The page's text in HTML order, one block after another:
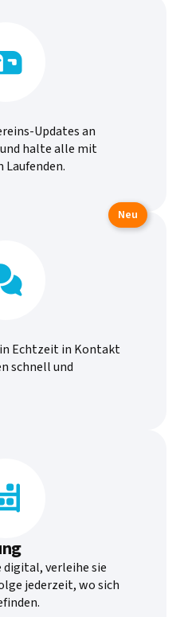
Updates an
halte alle mit
Echtzeit in Kontakt
schnell und
Neu
verleihe sie
jederzeit, wo sich